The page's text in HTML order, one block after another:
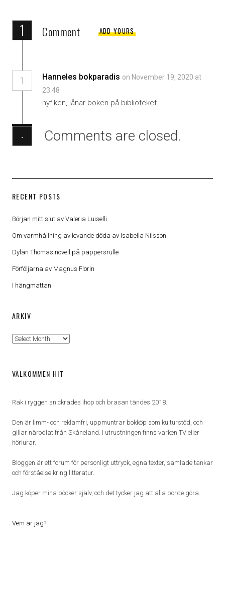
1 Comment ADD YOURS
1 Hanneles bokparadis on November 19, 2020 at
23:48
nyfiken, lånar boken på biblioteket
· Comments are closed.
RECENT POSTS
Början mitt slut av Valeria Luiselli
Om varmhållning av levande döda av Isabella Nilsson
Dylan Thomas novell på pappersrulle
Förföljarna av Magnus Florin
I hängmattan
ARKIV
Arkiv
VÄLKOMMEN HIT
Rak i ryggen snickrades ihop och brasan tändes 2018.
Den är limm- och reklamfri, uppmuntrar bokköp som kulturstöd, och
gillar närodlat från Skåneland. I utrustningen finns varken TV eller
hörlurar.
Bloggen är ett forum för personligt uttryck, egna texter, samlade tankar
och förståelse kring litteratur.
Jag köper mina böcker själv, och det tycker jag att alla borde göra.
Vem är jag?